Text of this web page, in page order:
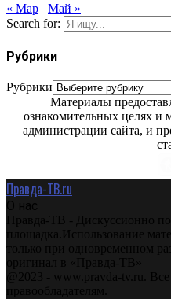
« Мар
Май »
Search for:
Рубрики
Рубрики
Материалы
ознакомительных целях и
администрации сайта, и
Правда-ТВ.ru
О нас
Правда-ТВ - Дискуссионно
площадка.Использование
только при одновременном
оригинал в «Правда-ТВ»
@2023 - www.pravda-tv.ru.
правообладателям.